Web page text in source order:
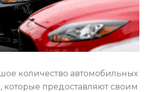
количество автомобильных
которые предоставляют своим